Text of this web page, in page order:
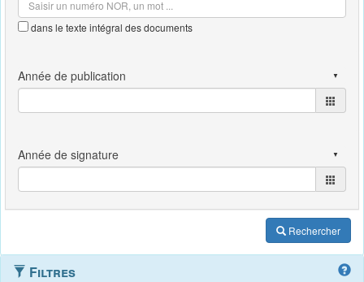
dans le texte intégral des documents
Rechercher
Filtres